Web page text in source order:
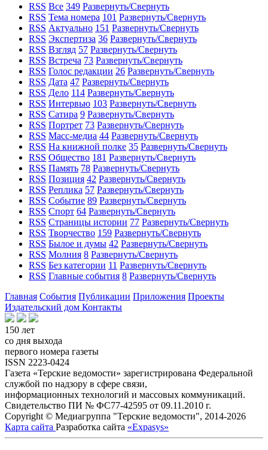
RSS Все 349 Развернуть/Свернуть
RSS Тема номера 101 Развернуть/Свернуть
RSS Актуально 151 Развернуть/Свернуть
RSS Экспертиза 36 Развернуть/Свернуть
RSS Взгляд 57 Развернуть/Свернуть
RSS Встреча 73 Развернуть/Свернуть
RSS Голос редакции 26 Развернуть/Свернуть
RSS Дата 47 Развернуть/Свернуть
RSS Дело 114 Развернуть/Свернуть
RSS Интервью 103 Развернуть/Свернуть
RSS Сатира 9 Развернуть/Свернуть
RSS Портрет 73 Развернуть/Свернуть
RSS Масс-медиа 44 Развернуть/Свернуть
RSS На книжной полке 35 Развернуть/Свернуть
RSS Общество 181 Развернуть/Свернуть
RSS Память 78 Развернуть/Свернуть
RSS Позиция 42 Развернуть/Свернуть
RSS Реплика 57 Развернуть/Свернуть
RSS Событие 89 Развернуть/Свернуть
RSS Спорт 64 Развернуть/Свернуть
RSS Страницы истории 77 Развернуть/Свернуть
RSS Творчество 159 Развернуть/Свернуть
RSS Былое и думы 42 Развернуть/Свернуть
RSS Молния 8 Развернуть/Свернуть
RSS Без категории 11 Развернуть/Свернуть
RSS Главные события 8 Развернуть/Свернуть
Главная События Публикации Приложения Проекты
Издательский дом Контакты
150 лет
со дня выхода
первого номера газеты
ISSN 2223-0424
Газета «Терские ведомости» зарегистрирована Федеральной
службой по надзору в сфере связи,
информационных технологий и массовых коммуникаций.
Свидетельство ПИ № ФС77-42595 от 09.11.2010 г.
Copyright © Медиагруппа "Терские ведомости", 2014-2026
Карта сайта Разработка сайта «Expasys»